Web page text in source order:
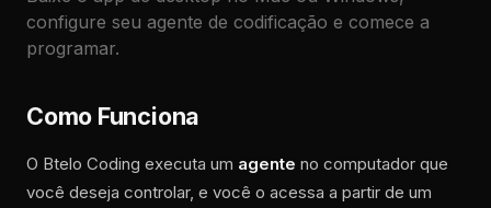
configure seu agente de codificação e comece a
programar.
Como Funciona
O Btelo Coding executa um agente no computador que
você deseja controlar, e você o acessa a partir de um